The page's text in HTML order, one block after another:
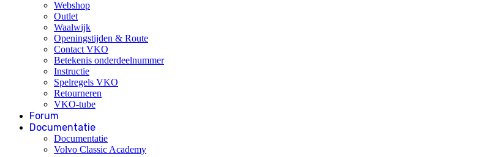
Webshop
Outlet
Waalwijk
Openingstijden & Route
Contact VKO
Betekenis onderdeelnummer
Instructie
Spelregels VKO
Retourneren
VKO-tube
Forum
Documentatie
Documentatie
Volvo Classic Academy